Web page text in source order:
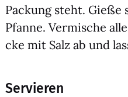
Packung steht. Gie­ße
Pfan­ne. Ver­mische
cke mit Salz ab und
Servieren